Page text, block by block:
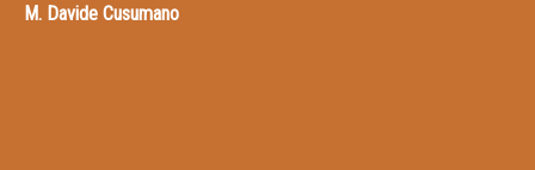
M. Davide Cusumano